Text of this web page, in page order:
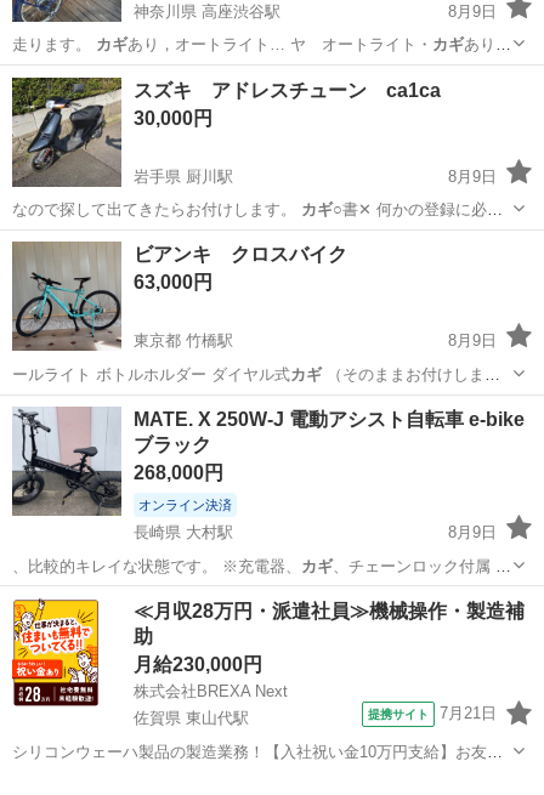
神奈川県 高座渋谷駅
8月9日
走ります。 カギあり，オートライト… ヤ オートライト・ カギあり
○LEDオ… した箇所あり ○カギ…リング錠です 問…
神奈川 大和市 高座渋谷駅
オートライト
スズキ アドレスチューン ca1ca
30,000円
岩手県 厨川駅
8月9日
なので探して出てきたらお付けします。 カギ○書✕ 何かの登録に必要
な書類お持ちの…
岩手 盛岡市 厨川駅 スズキ
ビアンキ クロスバイク
63,000円
東京都 竹橋駅
8月9日
ールライト ボトルホルダー ダイヤル式カギ（そのままお付けしま
す）
東京 千代田区 クロスバイク
MATE. X 250W-J 電動アシスト自転車 e-bike
ブラック
268,000円
オンライン決済
長崎県 大村駅
8月9日
、比較的キレイな状態です。 ※充電器、 カギ、チェーンロック付属 動
作は問題無く乗…
長崎 大村市 大村駅 電動アシスト自転車
≪月収28万円・派遣社員≫機械操作・製造補
助
月給230,000円
株式会社BREXA Next
佐賀県 東山代駅
提携サイト 7月21日
シリコンウェーハ製品の製造業務！【入社祝い金10万円支給】お友達